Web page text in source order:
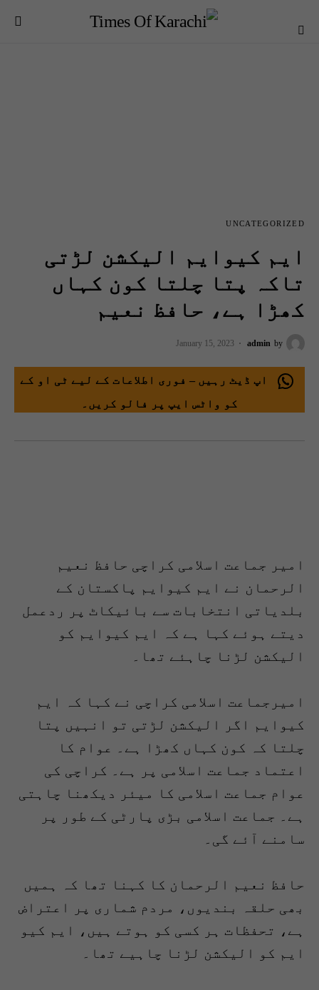
UNCATEGORIZED
ایم کیوایم الیکشن لڑتی
تاکہ پتا چلتا کون کہاں
کھڑا ہے، حافظ نعیم
by
admin
January 15, 2023
اپ ڈیٹ رہیں – فوری اطلاعات کے لیے ٹی او کے
کو واٹس ایپ پر فالو کریں۔
امیر جماعت اسلامی کراچی حافظ نعیم
الرحمان نے ایم کیوایم پاکستان کے
بلدیاتی انتخابات سے بائیکاٹ پر ردعمل
دیتے ہوئے کہا ہے کہ ایم کیوایم کو
الیکشن لڑنا چاہئے تھا۔
امیرجماعت اسلامی کراچی نے کہا کہ ایم
کیوایم اگر الیکشن لڑتی تو انہیں پتا
چلتا کہ کون کہاں کھڑا ہے۔ عوام کا
اعتماد جماعت اسلامی پر ہے۔ کراچی کی
عوام جماعت اسلامی کا میئر دیکھنا چاہتی
ہے۔ جماعت اسلامی بڑی پارٹی کے طور پر
سامنے آئے گی۔
حافظ نعیم الرحمان کا کہنا تھا کہ ہمیں
بھی حلقہ بندیوں، مردم شماری پر اعتراض
ہے، تحفظات ہر کسی کو ہوتے ہیں، ایم کیو
ایم کو الیکشن لڑنا چاہیے تھا۔